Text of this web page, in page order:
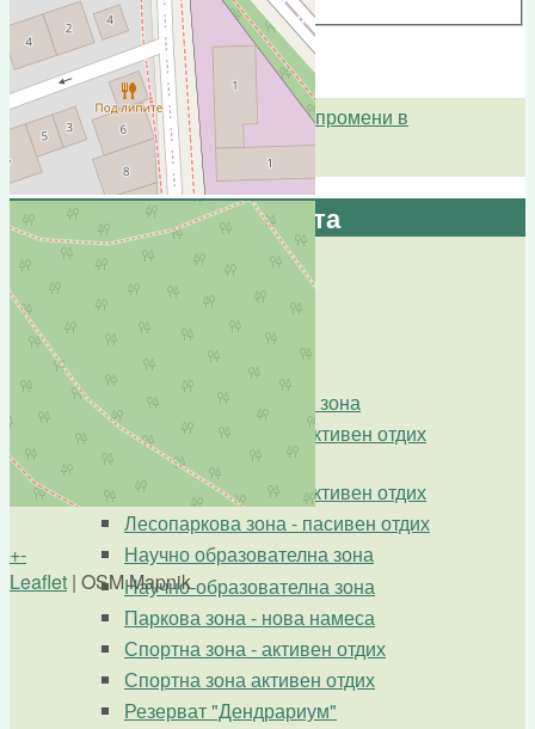
+-
Leaflet | OSM Mapnik
Анкета "Какво искаме да се промени в
Борисовата градина?"
Предложи за Борисовата
Дискусии по теми от ПУП
Дискусии по зони от ПУП
Зона "Дух и тяло"
Зона атракции
Историческа паркова зона
Лесопаркова зона - активен отдих
"Коколандия"
Лесопаркова зона - активен отдих
Лесопаркова зона - пасивен отдих
Научно образователна зона
Научно-образователна зона
Паркова зона - нова намеса
Спортна зона - активен отдих
Спортна зона активен отдих
Резерват "Дендрариум"